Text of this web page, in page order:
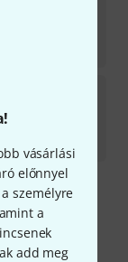
vásárlási
előnnyel
személyre
a
add meg